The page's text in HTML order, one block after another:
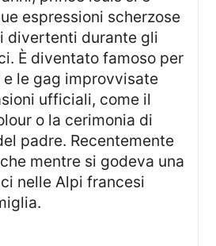
espressioni scherzose
divertenti durante gli
È diventato famoso per
le gag improvvisate
ufficiali, come il
o la cerimonia di
padre. Recentemente
mentre si godeva una
nelle Alpi francesi